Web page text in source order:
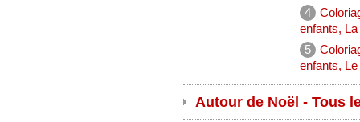
4
enfants,
5
enfants,
Autour de Noël - Tous